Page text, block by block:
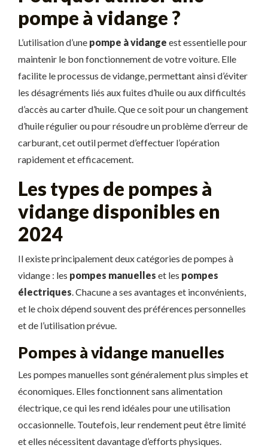
pompe à vidange ?
L’utilisation d’une pompe à vidange est essentielle pour
maintenir le bon fonctionnement de votre voiture. Elle
facilite le processus de vidange, permettant ainsi d’éviter
les désagréments liés aux fuites d’huile ou aux difficultés
d’accès au carter d’huile. Que ce soit pour un changement
d’huile régulier ou pour résoudre un problème d’erreur de
carburant, cet outil permet d’effectuer l’opération
rapidement et efficacement.
Les types de pompes à
vidange disponibles en
2024
Il existe principalement deux catégories de pompes à
vidange : les pompes manuelles et les pompes
électriques. Chacune a ses avantages et inconvénients,
et le choix dépend souvent des préférences personnelles
et de l’utilisation prévue.
Pompes à vidange manuelles
Les pompes manuelles sont généralement plus simples et
économiques. Elles fonctionnent sans alimentation
électrique, ce qui les rend idéales pour une utilisation
occasionnelle. Toutefois, leur rendement peut être limité
et elles nécessitent davantage d’efforts physiques.